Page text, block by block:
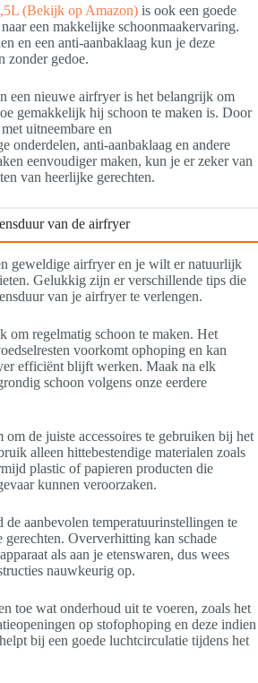
(Bekijk op Amazon) is ook een goede
een makkelijke schoonmaakervaring.
en een anti-aanbaklaag kun je deze
zonder gedoe.
een nieuwe airfryer is het belangrijk om
gemakkelijk hij schoon te maken is. Door
uitneembare en
onderdelen, anti-aanbaklaag en andere
eenvoudiger maken, kun je er zeker van
van heerlijke gerechten.
van de airfryer
geweldige airfryer en je wilt er natuurlijk
Gelukkig zijn er verschillende tips die
van je airfryer te verlengen.
om regelmatig schoon te maken. Het
voorkomt ophoping en kan
efficiënt blijft werken. Maak na elk
schoon volgens onze eerdere
om de juiste accessoires te gebruiken bij het
alleen hittebestendige materialen zoals
plastic of papieren producten die
kunnen veroorzaken.
aanbevolen temperatuurinstellingen te
Oververhitting kan schade
als aan je etenswaren, dus wees
nauwkeurig op.
toe wat onderhoud uit te voeren, zoals het
op stofophoping en deze indien
bij een goede luchtcirculatie tijdens het